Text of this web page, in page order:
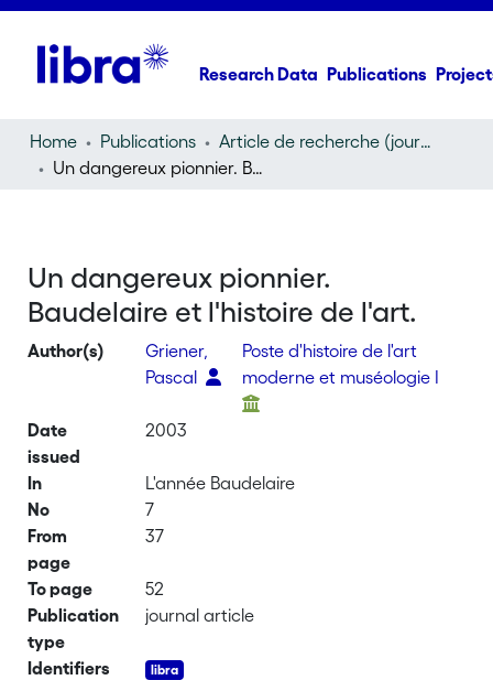
Research Data Publications
Home Publications
Article de recherche (journal article)
Un dangereux pionnier. Baudelaire et l'histoire de l'art.
Un dangereux pionnier.
Baudelaire et l'histoire de l'art.
Author(s)
Griener,
Pascal
Poste d'histoire de l'art
moderne et muséologie I
Date
issued
2003
In
L'année Baudelaire
No
7
From
page
37
To page
52
Publication
type
journal article
Identifiers